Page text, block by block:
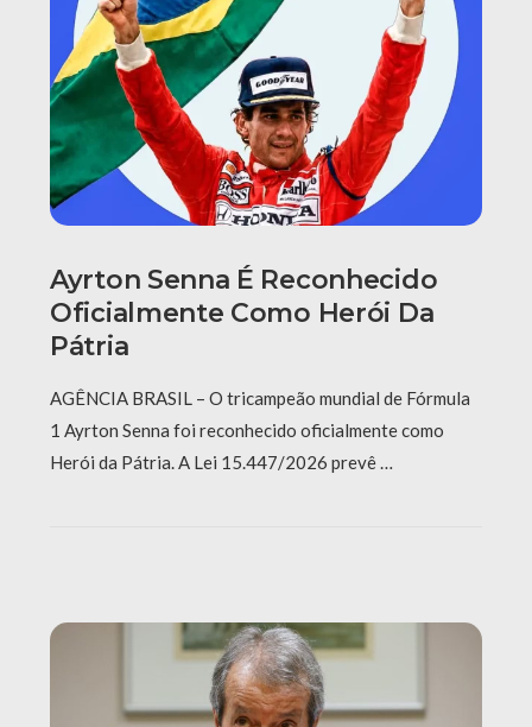
Ayrton Senna É Reconhecido
Oficialmente Como Herói Da
Pátria
AGÊNCIA BRASIL – O tricampeão mundial de Fórmula
1 Ayrton Senna foi reconhecido oficialmente como
Herói da Pátria. A Lei 15.447/2026 prevê …